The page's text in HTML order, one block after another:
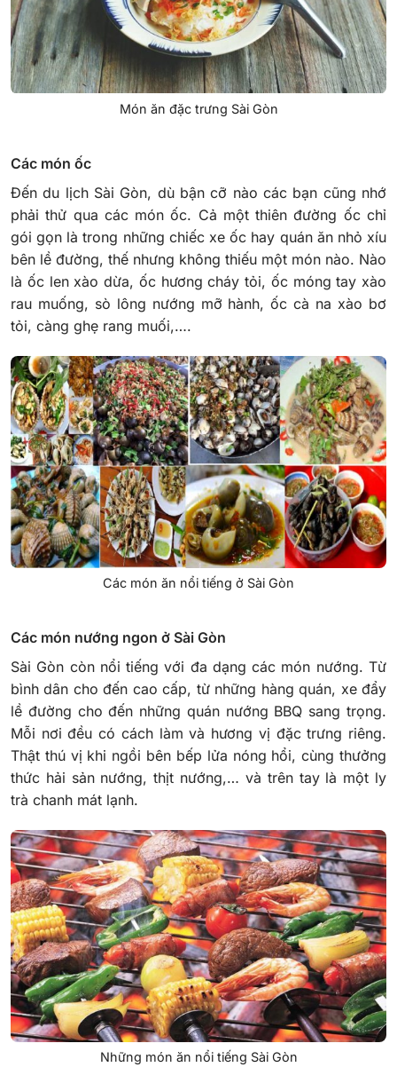
Món ăn đặc trưng Sài Gòn
Các món ốc
Đến du lịch Sài Gòn, dù bận cỡ nào các bạn cũng nhớ
phải thử qua các món ốc. Cả một thiên đường ốc chỉ
gói gọn là trong những chiếc xe ốc hay quán ăn nhỏ xíu
bên lề đường, thế nhưng không thiếu một món nào. Nào
là ốc len xào dừa, ốc hương cháy tỏi, ốc móng tay xào
rau muống, sò lông nướng mỡ hành, ốc cà na xào bơ
tỏi, càng ghẹ rang muối,….
Các món ăn nổi tiếng ở Sài Gòn
Các món nướng ngon ở Sài Gòn
Sài Gòn còn nổi tiếng với đa dạng các món nướng. Từ
bình dân cho đến cao cấp, từ những hàng quán, xe đẩy
lề đường cho đến những quán nướng BBQ sang trọng.
Mỗi nơi đều có cách làm và hương vị đặc trưng riêng.
Thật thú vị khi ngồi bên bếp lửa nóng hổi, cùng thưởng
thức hải sản nướng, thịt nướng,… và trên tay là một ly
trà chanh mát lạnh.
Những món ăn nổi tiếng Sài Gòn